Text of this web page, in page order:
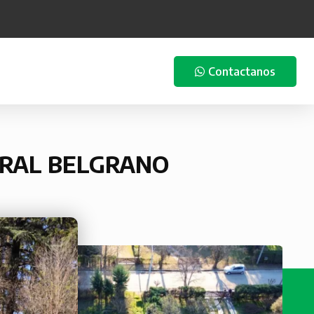
Contactanos
BELGRANO